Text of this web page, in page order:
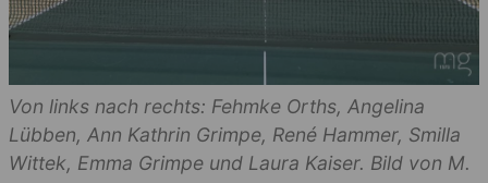
Von links nach rechts: Fehmke Orths, Angelina
Lübben, Ann Kathrin Grimpe, René Hammer, Smilla
Wittek, Emma Grimpe und Laura Kaiser. Bild von M.